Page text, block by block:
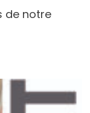
de notre